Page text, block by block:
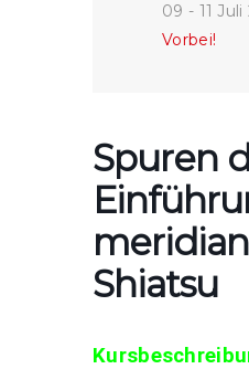
09 - 11 Juli
Vorbei!
Spuren
Shiatsu
Kursbe